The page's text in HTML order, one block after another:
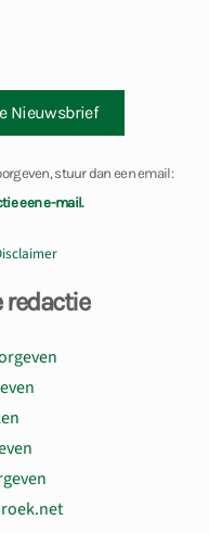
Nieuwsbrief
stuur dan een email:
een e-mail.
redactie